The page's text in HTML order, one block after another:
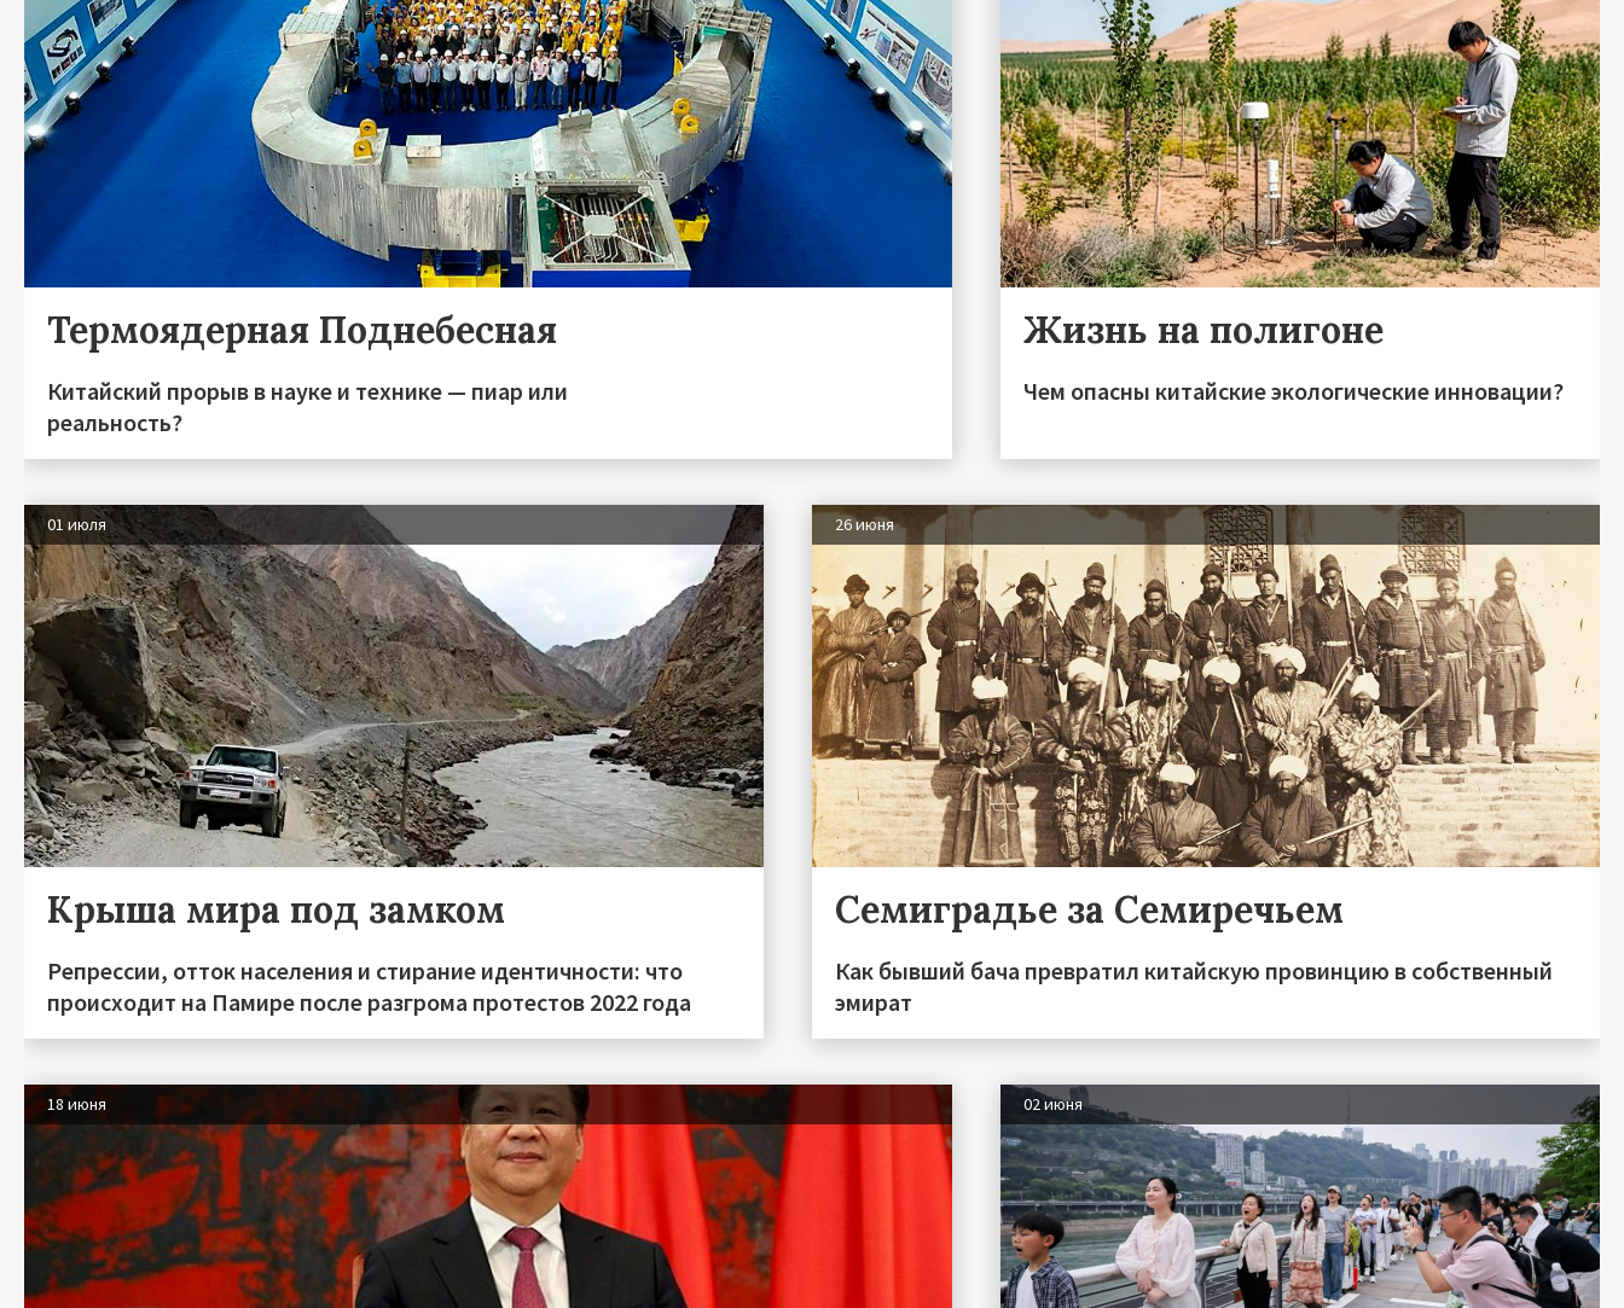
Термоядерная Поднебесная
Китайский прорыв в науке и технике — пиар или
реальность?
Жизнь на полигоне
Чем опасны китайские экологические инновации?
01 июля
Крыша мира под замком
Репрессии, отток населения и стирание идентичности: что
происходит на Памире после разгрома протестов 2022 года
26 июня
Семиградье за Семиречьем
Как бывший бача превратил китайскую провинцию в собственный
эмират
18 июня 02 июня